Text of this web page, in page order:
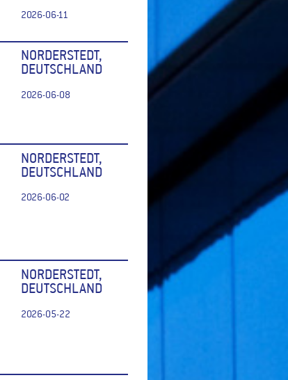
2026-06-11
NORDERSTEDT,
DEUTSCHLAND
2026-06-08
NORDERSTEDT,
DEUTSCHLAND
2026-06-02
NORDERSTEDT,
DEUTSCHLAND
2026-05-22